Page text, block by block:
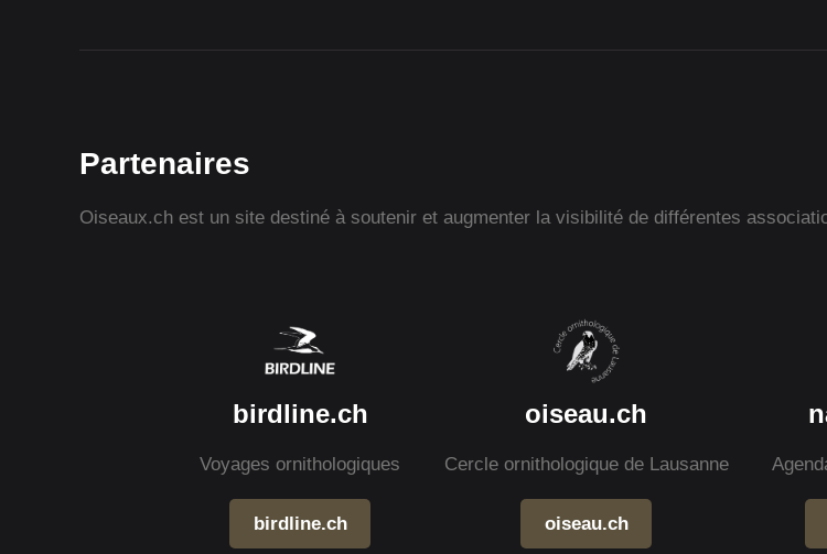
Partenaires
Oiseaux.ch est un site destiné à soutenir et augmenter la visibilité de différentes
birdline.ch
Voyages ornithologiques
birdline.ch
oiseau.ch
Cercle ornithologique de Lausanne
oiseau.ch